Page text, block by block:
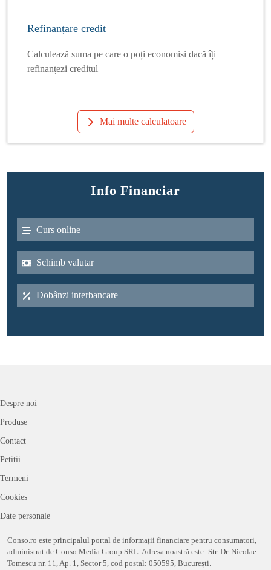
Refinanțare credit
Calculează suma pe care o poți economisi dacă îți
refinanțezi creditul
Mai multe calculatoare
Info Financiar
Curs online
Schimb valutar
Dobânzi interbancare
Despre noi
Produse
Contact
Petitii
Termeni
Cookies
Date personale
Conso.ro este principalul portal de informații financiare pentru consumatori,
administrat de Conso Media Group SRL. Adresa noastră este: Str. Dr. Nicolae
Tomescu nr. 11, Ap. 1, Sector 5, cod postal: 050595, București.